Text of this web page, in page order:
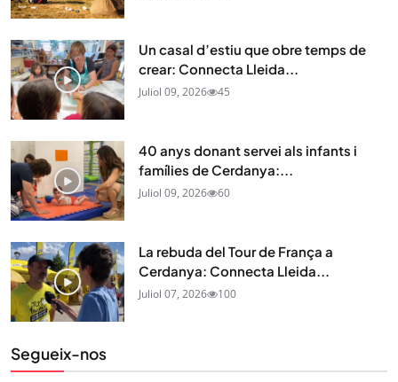
Un casal d’estiu que obre temps de
crear: Connecta Lleida...
Juliol 09, 2026 45
40 anys donant servei als infants i
famílies de Cerdanya:...
Juliol 09, 2026 60
La rebuda del Tour de França a
Cerdanya: Connecta Lleida...
Juliol 07, 2026 100
Segueix-nos